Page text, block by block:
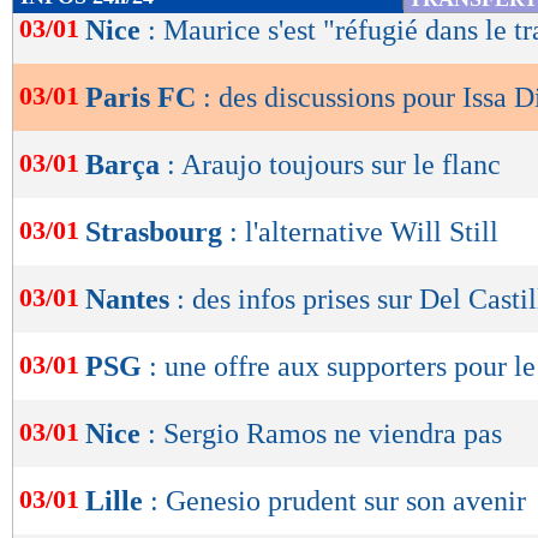
de
OK
03/01 Nice : Maurice s'est "réfugié dans le
03/01 Paris FC : des discussions pour Issa
03/01 Barça : Araujo toujours sur le flanc
03/01 Strasbourg : l'alternative Will Still
03/01 Nantes : des infos prises sur Del
03/01 PSG : une offre aux supporters pour
03/01 Nice : Sergio Ramos ne viendra pas
03/01 Lille : Genesio prudent sur son avenir